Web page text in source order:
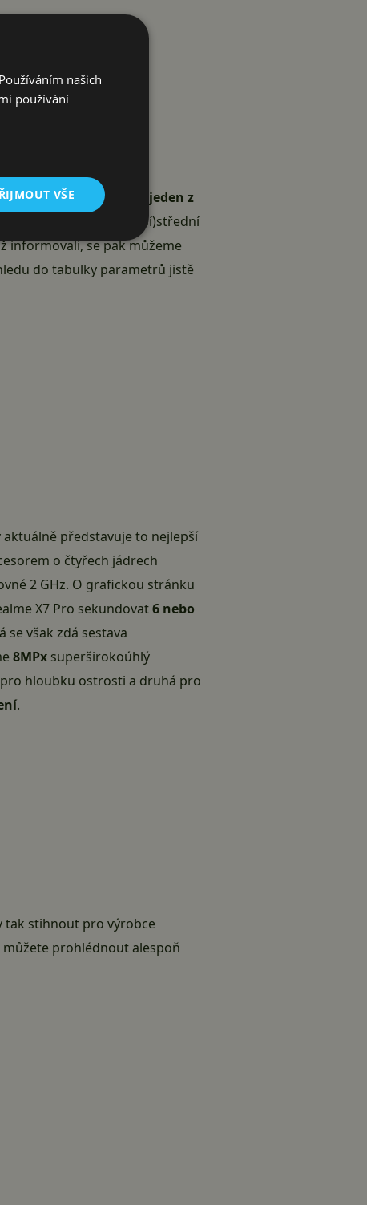
brzy přivézt například jeden z
solidně vyhlížející (vyšší)střední
informovali, se pak můžeme
do tabulky parametrů jistě
aktuálně představuje to nejlepší
o čtyřech jádrech
2 GHz. O grafickou stránku
X7 Pro sekundovat6 nebo
se však zdá sestava
8MPx superširokoúhlý
hloubku ostrosti a druhá pro
.
tak stihnout pro výrobce
můžete prohlédnout alespoň
našich
používání
VŠE